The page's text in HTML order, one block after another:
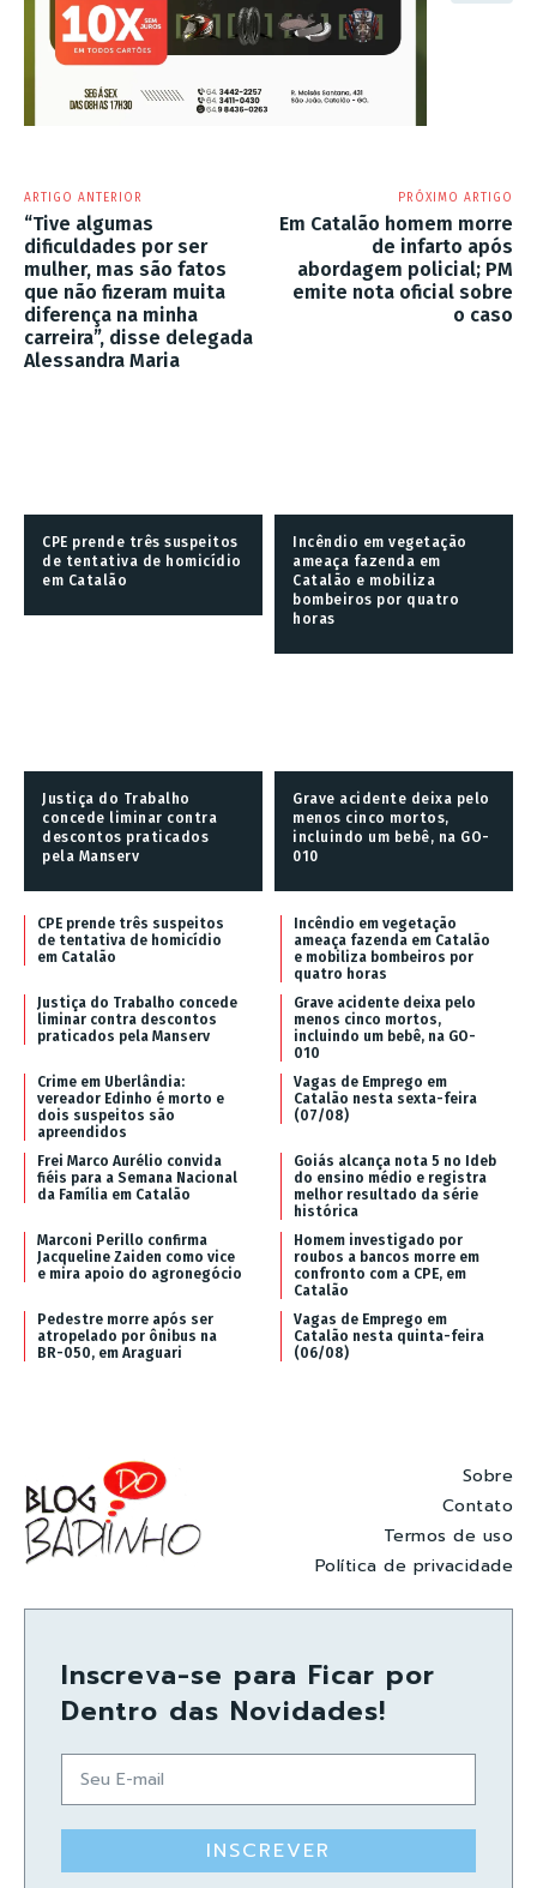
ARTIGO ANTERIOR
“Tive algumas
dificuldades por ser
mulher, mas são fatos
que não fizeram muita
diferença na minha
carreira”, disse delegada
Alessandra Maria
PRÓXIMO ARTIGO
Em Catalão homem morre
de infarto após
abordagem policial; PM
emite nota oficial sobre
o caso
CPE prende três suspeitos
de tentativa de homicídio
em Catalão
Incêndio em vegetação
ameaça fazenda em
Catalão e mobiliza
bombeiros por quatro
horas
Justiça do Trabalho
concede liminar contra
descontos praticados
pela Manserv
Grave acidente deixa pelo
menos cinco mortos,
incluindo um bebê, na GO-
010
CPE prende três suspeitos
de tentativa de homicídio
em Catalão
Incêndio em vegetação
ameaça fazenda em Catalão
e mobiliza bombeiros por
quatro horas
Justiça do Trabalho concede
liminar contra descontos
praticados pela Manserv
Grave acidente deixa pelo
menos cinco mortos,
incluindo um bebê, na GO-
010
Crime em Uberlândia:
vereador Edinho é morto e
dois suspeitos são
apreendidos
Vagas de Emprego em
Catalão nesta sexta-feira
(07/08)
Frei Marco Aurélio convida
fiéis para a Semana Nacional
da Família em Catalão
Goiás alcança nota 5 no Ideb
do ensino médio e registra
melhor resultado da série
histórica
Marconi Perillo confirma
Jacqueline Zaiden como vice
e mira apoio do agronegócio
Homem investigado por
roubos a bancos morre em
confronto com a CPE, em
Catalão
Pedestre morre após ser
atropelado por ônibus na
BR-050, em Araguari
Vagas de Emprego em
Catalão nesta quinta-feira
(06/08)
Sobre
Contato
Termos de uso
Política de privacidade
Inscreva-se para Ficar por
Dentro das Novidades!
INSCREVER